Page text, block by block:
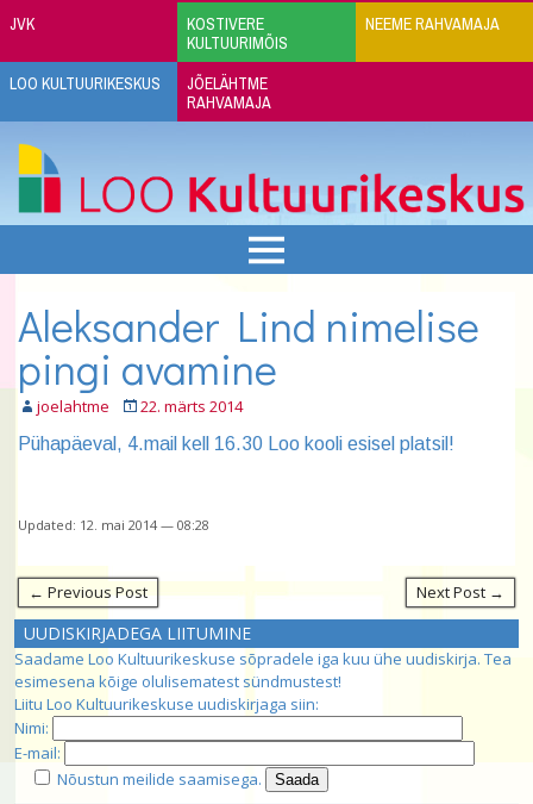
JVK
KOSTIVERE
KULTUURIMÕIS
NEEME RAHVAMAJA
LOO KULTUURIKESKUS
JÕELÄHTME
RAHVAMAJA
Aleksander Lind nimelise
pingi avamine
joelahtme 22. märts 2014
Pühapäeval, 4.mail kell 16.30 Loo kooli esisel platsil!
Updated: 12. mai 2014 — 08:28
← Previous Post Next Post →
UUDISKIRJADEGA LIITUMINE
Saadame Loo Kultuurikeskuse sõpradele iga kuu ühe uudiskirja. Tea
esimesena kõige olulisematest sündmustest!
Liitu Loo Kultuurikeskuse uudiskirjaga siin:
Nimi:
E-mail:
Nõustun meilide saamisega.